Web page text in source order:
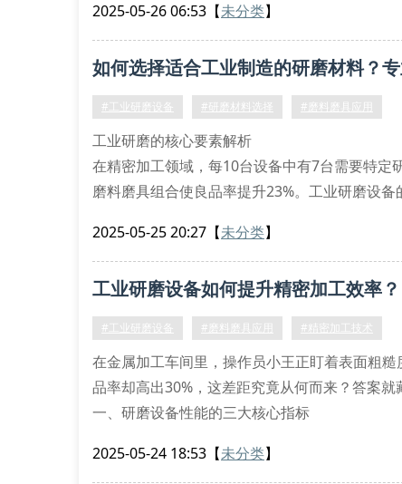
智能化解决方案
自动化研磨系统：搭载智能压力传感器的磨料
数字监控平台：通过设备管理软件追踪
2025-05-26 06:53 【未分类】
如何选择适合工业制造的研磨材料？
#工业研磨设备 #研磨材料选择 #磨料磨具应用
工业研磨的核心要素解析
在精密加工领域，每10台设备中有7台需要特
磨料磨具组合使良品率提升23%。工业研磨设
关键参数识别方法
磨料粒度与表面粗糙度的对应关系
结合剂类型对材料去除率的影响
硬度等级与工件材质的匹配原则
研磨材料选购的三大误区
某机械厂曾因误选
2025-05-25 20:27 【未分类】
工业研磨设备如何提升精密加工效率？
#工业研磨设备 #磨料磨具应用 #精密加工技术
在金属加工车间里，操作员小王正盯着表面粗
品率却高出30%，这差距究竟从何而来？答案就
一、研磨设备性能的三大核心指标
可将转速波动控制在±2%以内，确保金刚石砂轮
2025-05-24 18:53 【未分类】